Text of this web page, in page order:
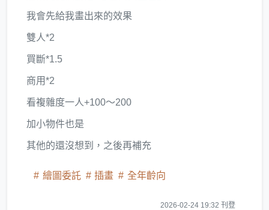
我會先給我畫出來的效果
雙人*2
買斷*1.5
商用*2
看複雜度一人+100～200
加小物件也是
其他的還沒想到，之後再補充
繪圖委託 插畫 全年齡向
2026-02-24 19:32 刊登